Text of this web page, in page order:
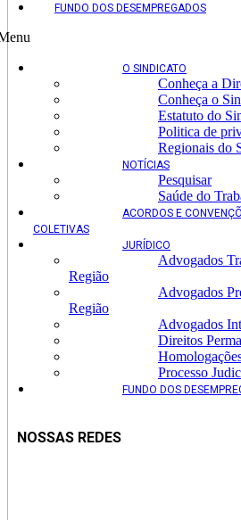
FUNDO DOS DESEMPREGADOS
O SINDICATO
Conheça a
Conheça o
Estatuto do
Politica de
Regionais do
NOTÍCIAS
Pesquisar
Saúde do
ACORDOS E
COLETIVAS
JURÍDICO
Advogados
Região
Advogados
Região
Advogados
Direitos
Processo
FUNDO DOS
NOSSAS REDES